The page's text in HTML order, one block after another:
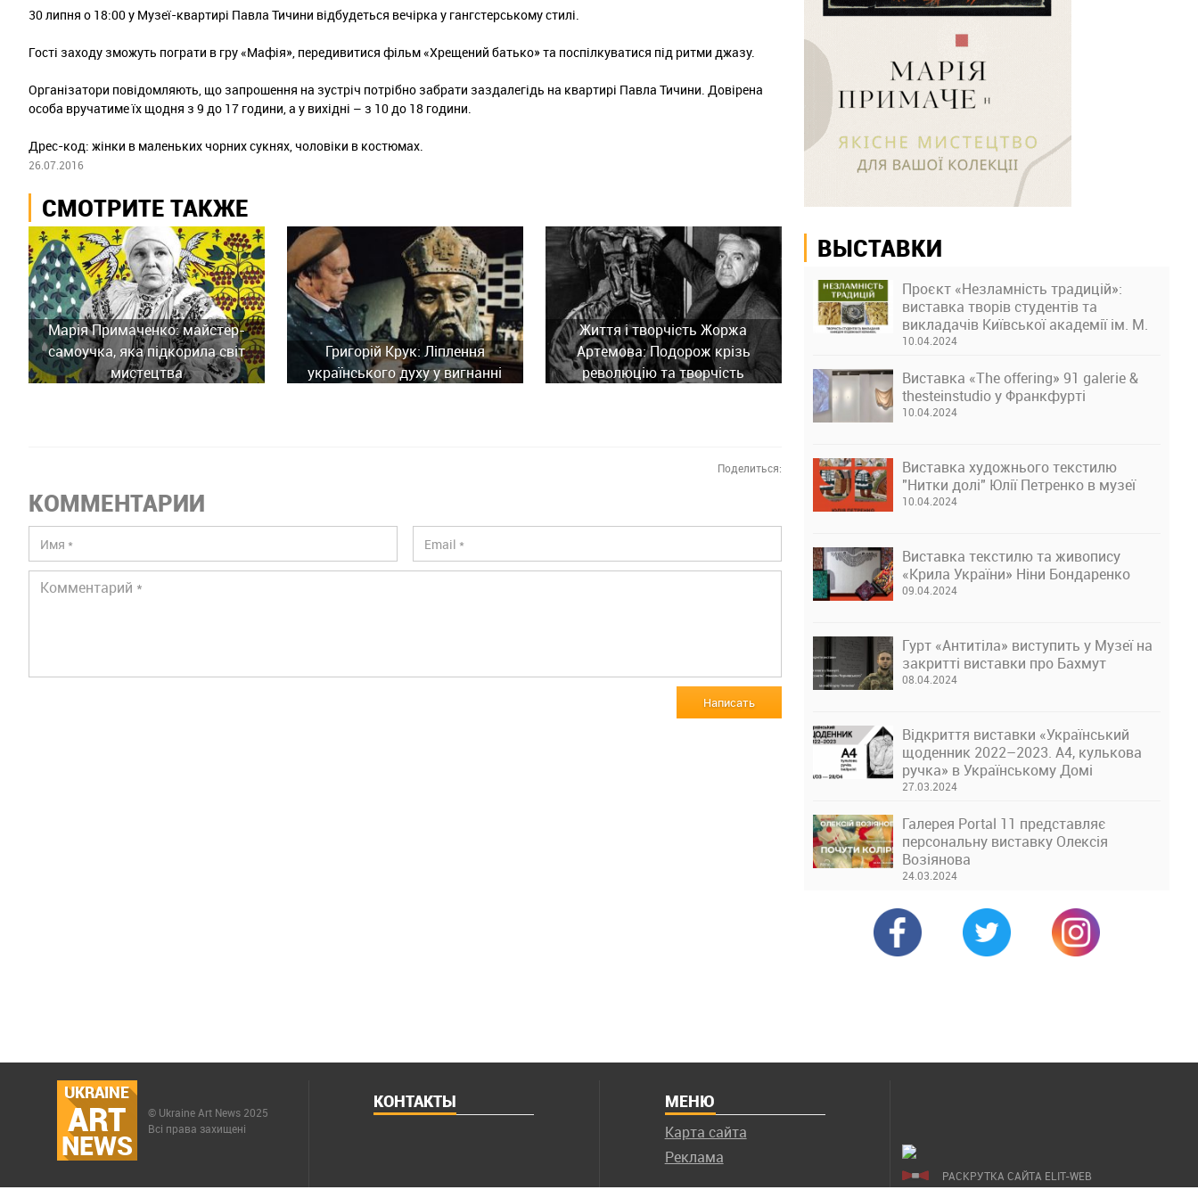
30 липня о 18:00 у Музеї-квартирі Павла Тичини відбудеться вечірка у гангстерському стилі.
Гості заходу зможуть пограти в гру «Мафія», передивитися фільм «Хрещений батько» та поспілкуватися під ритми джазу.
Організатори повідомляють, що запрошення на зустріч потрібно забрати заздалегідь на квартирі Павла Тичини. Довірена
особа вручатиме їх щодня з 9 до 17 години, а у вихідні – з 10 до 18 години.
Дрес-код: жінки в маленьких чорних сукнях, чоловіки в костюмах.
26.07.2016
СМОТРИТЕ ТАКЖЕ
Марія Примаченко: майстер-
самоучка, яка підкорила світ
мистецтва
Григорій Крук: Ліплення
українського духу у вигнанні
Життя і творчість Жоржа
Артемова: Подорож крізь
революцію та творчість
Поделиться:
КОММЕНТАРИИ
Написать
ВЫСТАВКИ
Проєкт «Незламність традицій»:
виставка творів студентів та
викладачів Київської академії ім. М.
Бойчука
10.04.2024
Виставка «The offering» 91 galerie &
thesteinstudio у Франкфурті
10.04.2024
Виставка художнього текстилю
"Нитки долі" Юлії Петренко в музеї
10.04.2024
Виставка текстилю та живопису
«Крила України» Ніни Бондаренко
09.04.2024
Гурт «Антитіла» виступить у Музеї на
закритті виставки про Бахмут
08.04.2024
Відкриття виставки «Український
щоденник 2022–2023. А4, кулькова
ручка» в Українському Домі
27.03.2024
Галерея Portal 11 представляє
персональну виставку Олексія
Возіянова
24.03.2024
UKRAINE
ART
NEWS
© Ukraine Art News 2025
Всі права захищені
КОНТАКТЫ МЕНЮ
Карта сайта
Реклама
РАСКРУТКА САЙТА ELIT-WEB